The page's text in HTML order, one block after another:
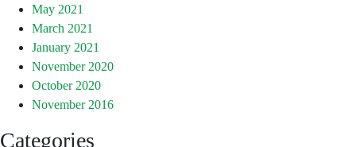
May 2021
March 2021
January 2021
November 2020
October 2020
November 2016
Categories